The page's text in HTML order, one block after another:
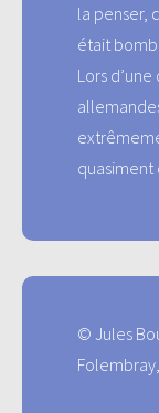
la penser,
était
Lors
quasiment
© Jules